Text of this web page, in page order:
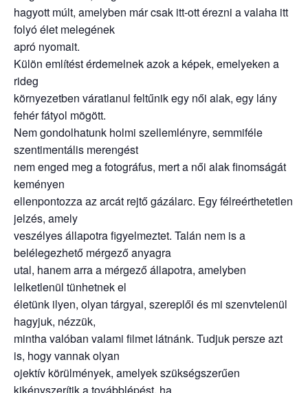
hagyott múlt, amelyben már csak itt-ott érezni a valaha itt
folyó élet melegének
apró nyomait.
Külön említést érdemelnek azok a képek, emelyeken a
rideg
környezetben váratlanul feltűnik egy női alak, egy lány
fehér fátyol mögött.
Nem gondolhatunk holmi szellemlényre, semmiféle
szentimentális merengést
nem enged meg a fotográfus, mert a női alak finomságát
keményen
ellenpontozza az arcát rejtő gázálarc. Egy félreérthetetlen
jelzés, amely
veszélyes állapotra figyelmeztet. Talán nem is a
belélegezhető mérgező anyagra
utal, hanem arra a mérgező állapotra, amelyben
lelketlenül tünhetnek el
életünk ilyen, olyan tárgyai, szereplői és mi szenvtelenül
hagyjuk, nézzük,
mintha valóban valami filmet látnánk. Tudjuk persze azt
is, hogy vannak olyan
ojektív körülmények, amelyek szükségszerűen
kikényszerítik a továbblépést, ha